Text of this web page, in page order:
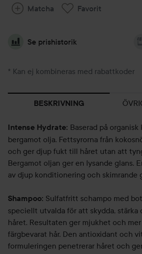
Matcha Favorit
Se prishistorik
* Kan ej kombineras med rabattkoder
BESKRIVNING
Intense Hydrate: Baserad på
bergamot olja. Fettsyrorna från
och ger djup fukt till håret utan att
Bergamot oljan ger en lysande glans.
av djup konditionering och skimrande
Shampoo: Sulfatfritt schampo med
speciellt utvalda för att skydda, stärka
håret. Resultaten ger mjukhet och
färgbevarat hår. Den antioxidant och
formuleringen penetrerar håret och